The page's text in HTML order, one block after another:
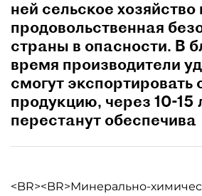
ней сельское хозяйство
продовольственная
страны в опасности. В
время производители
смогут экспортировать
продукцию, через 10-15
перестанут обеспечива
<BR><BR>Минерально-